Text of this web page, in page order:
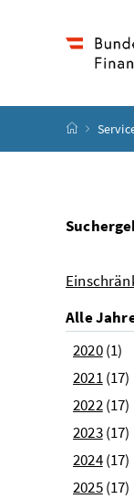
Startseite
Alle
2020(1)
2021(17)
2022(17)
2023(17)
2024(17)
2025(17)